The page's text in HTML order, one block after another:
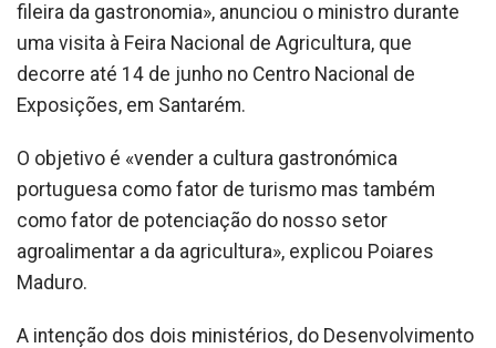
fileira da gastronomia», anunciou o ministro durante
uma visita à Feira Nacional de Agricultura, que
decorre até 14 de junho no Centro Nacional de
Exposições, em Santarém.
O objetivo é «vender a cultura gastronómica
portuguesa como fator de turismo mas também
como fator de potenciação do nosso setor
agroalimentar a da agricultura», explicou Poiares
Maduro.
A intenção dos dois ministérios, do Desenvolvimento